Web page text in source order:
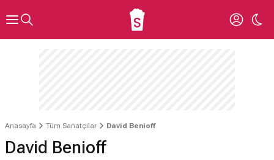
Anasayfa Tüm Sanatçılar David Benioff
David Benioff